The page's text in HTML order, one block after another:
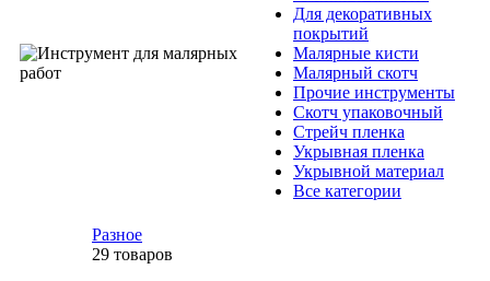
Для декоративных
покрытий
Малярные кисти
Малярный скотч
Прочие инструменты
Скотч упаковочный
Стрейч пленка
Укрывная пленка
Укрывной материал
Все категории
Разное
29 товаров